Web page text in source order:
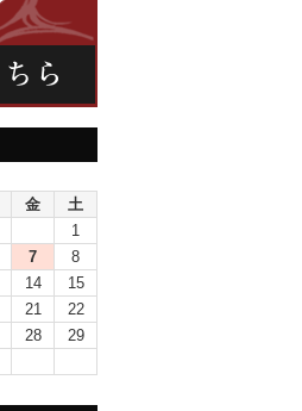
金
土
1
7
8
14
15
21
22
28
29